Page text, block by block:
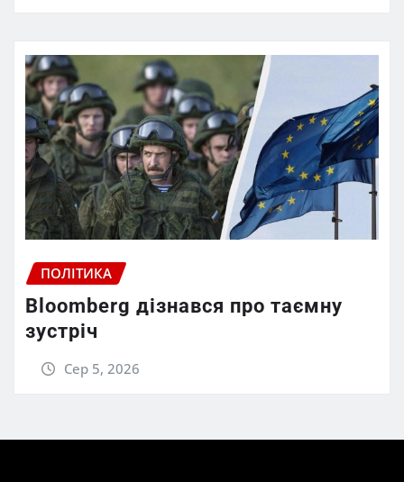
ПОЛІТИКА
Bloomberg дізнався про таємну
зустріч
Сер 5, 2026